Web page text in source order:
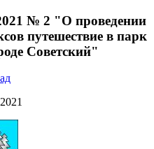
№ 2 "О проведении
путешествие в парк
Советский"